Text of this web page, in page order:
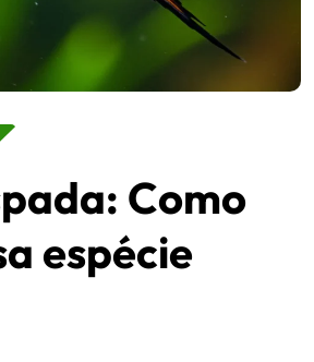
Como
espécie